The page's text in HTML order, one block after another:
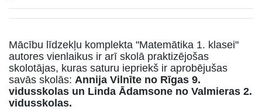
Mācību līdzekļu komplekta "Matemātika 1. klasei"
autores vienlaikus ir arī skolā praktizējošas
skolotājas, kuras saturu iepriekš ir aprobējušas
savās skolās: Annija Vilnīte no Rīgas 9.
vidusskolas un Linda Ādamsone no Valmieras 2.
vidusskolas.